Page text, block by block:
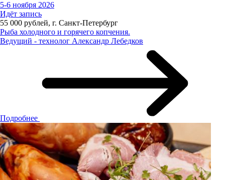
5-6 ноября 2026
Идёт запись
55 000 рублей, г. Санкт-Петербург
Рыба холодного и горячего копчения.
Ведущий - технолог Александр Лебедков
Подробнее